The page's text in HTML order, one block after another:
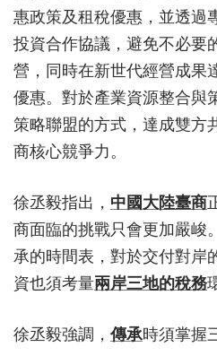
惠政策及租稅優惠，並透過
投資合作協議，避免不必要
營，同時在新世代經營成果
優惠。對於產業資源整合與
策略聯盟的方式，達成雙方
商核心競爭力。
徐丞毅指出， 中國大陸臺商
商面臨的挑戰只會更加嚴峻
承的時間表，對於交付對岸
資也須考量兩岸三地的稅務
徐丞毅強調，傳承時須掌握